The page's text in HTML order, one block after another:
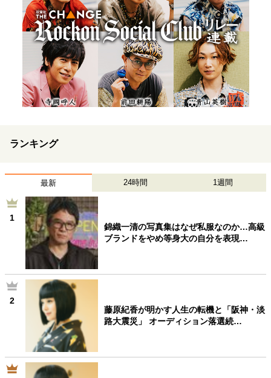
ランキング
最新 24時間 1週間
1
錦織一清の写真集はなぜ私服なのか…高級
ブランドをやめ等身大の自分を表現…
2
藤原紀香が明かす人生の転機と「阪神・淡
路大震災」 オーディション落選続…